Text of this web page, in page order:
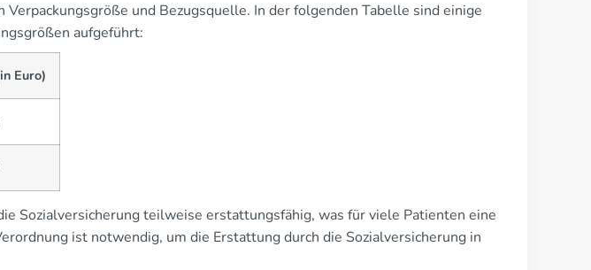
Verpackungsgröße und Bezugsquelle. In der folgenden Tabelle sind einige
aufgeführt:
Euro)
Sozialversicherung teilweise erstattungsfähig, was für viele Patienten eine
ist notwendig, um die Erstattung durch die Sozialversicherung in